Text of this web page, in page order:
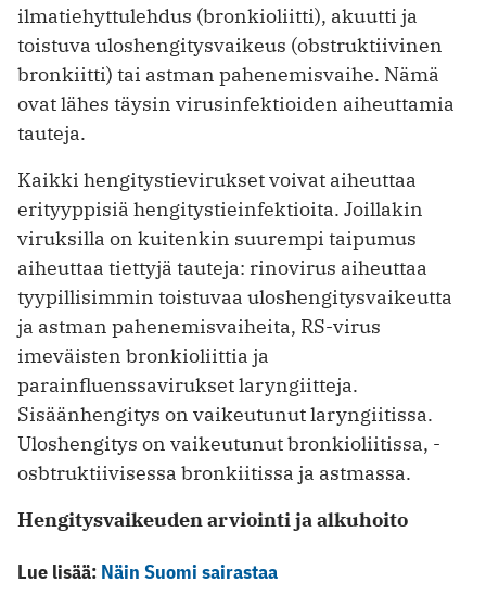
ilmatiehyttulehdus (bronkioliitti), akuutti ja
toistuva uloshengitysvaikeus (obstruktiivinen
bronkiitti) tai astman pahenemisvaihe. Nämä
ovat lähes täysin virusinfektioiden aiheuttamia
tauteja.
Kaikki hengitystievirukset voivat aiheuttaa
erityyppisiä hengitystieinfektioita. Joillakin
viruksilla on kuitenkin suurempi taipumus
aiheuttaa tiettyjä tauteja: rinovirus aiheuttaa
tyypillisimmin toistuvaa uloshengitysvaikeutta
ja astman pahenemisvaiheita, RS-virus
imeväisten bronkioliittia ja
parainfluenssavirukset laryngiitteja.
Sisäänhengitys on vaikeutunut laryngiitissa.
Uloshengitys on vaikeutunut bronkioliitissa, ­
osbtruktiivisessa bronkiitissa ja astmassa.
Hengitysvaikeuden arviointi ja alkuhoito
Lue lisää: Näin Suomi sairastaa